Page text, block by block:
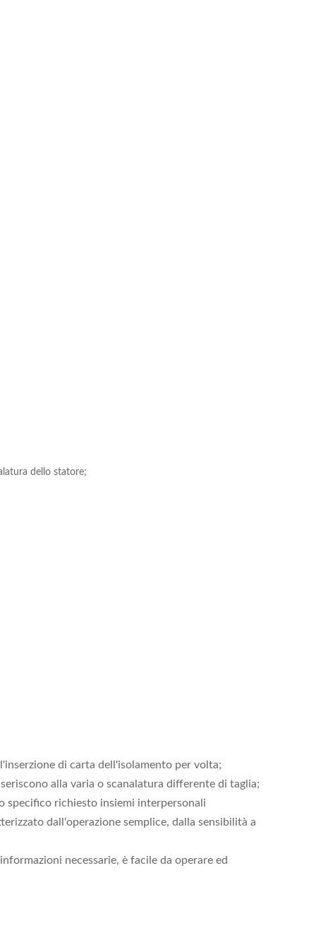
dello statore;
di carta dell'isolamento per volta;
alla varia o scanalatura differente di taglia;
specifico richiesto insiemi interpersonali
dall'operazione semplice, dalla sensibilità a
necessarie, è facile da operare ed